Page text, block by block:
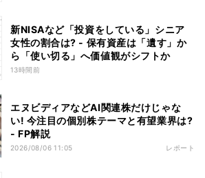
新NISAなど「投資をしている」シニア
女性の割合は? - 保有資産は「遺す」か
ら「使い切る」へ価値観がシフトか
13時間前
エヌビディアなどAI関連株だけじゃな
い! 今注目の個別株テーマと有望業界は?
- FP解説
2026/08/06 11:05 レポート